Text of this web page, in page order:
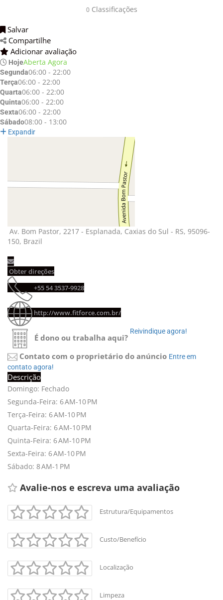
0Classificações
Salvar
Compartilhe
Adicionar avaliação
HojeAberta Agora
Segunda06:00 - 22:00
Terça06:00 - 22:00
Quarta06:00 - 22:00
Quinta06:00 - 22:00
Sexta06:00 - 22:00
Sábado08:00 - 13:00
Expandir
Av. Bom Pastor, 2217 - Esplanada, Caxias do Sul - RS, 95096-
150, Brazil
Obter direções
+55 54 3537-9928
http://www.fitforce.com.br/
É dono ou trabalha aqui?
Reivindique agora!
Contato com o proprietário do anúncio Entre em
contato agora!
Descrição
Domingo: Fechado
Segunda-Feira: 6 AM-10 PM
Terça-Feira: 6 AM-10 PM
Quarta-Feira: 6 AM-10 PM
Quinta-Feira: 6 AM-10 PM
Sexta-Feira: 6 AM-10 PM
Sábado: 8 AM-1 PM
Avalie-nos e escreva uma avaliação
Estrutura/Equipamentos
Custo/Benefício
Localização
Limpeza